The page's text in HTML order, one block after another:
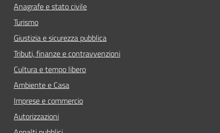
Anagrafe e stato civile
Turismo
Giustizia e sicurezza pubblica
Tributi, finanze e contravvenzioni
Cultura e tempo libero
Ambiente e Casa
Imprese e commercio
Autorizzazioni